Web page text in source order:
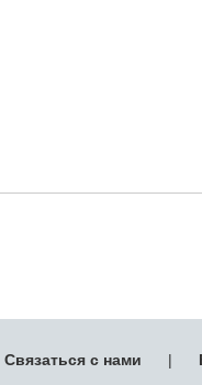
Связаться с нами |